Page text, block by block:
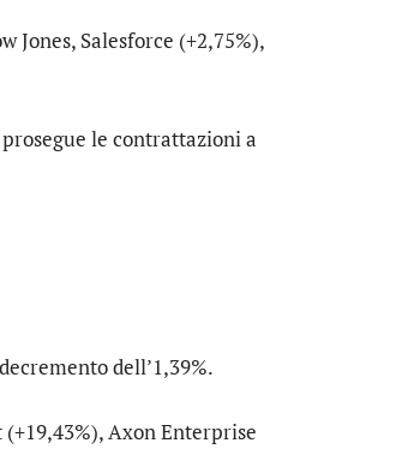
Jones, Salesforce (+2,75%),
le contrattazioni a
dell’1,39%.
(+19,43%),Axon Enterprise